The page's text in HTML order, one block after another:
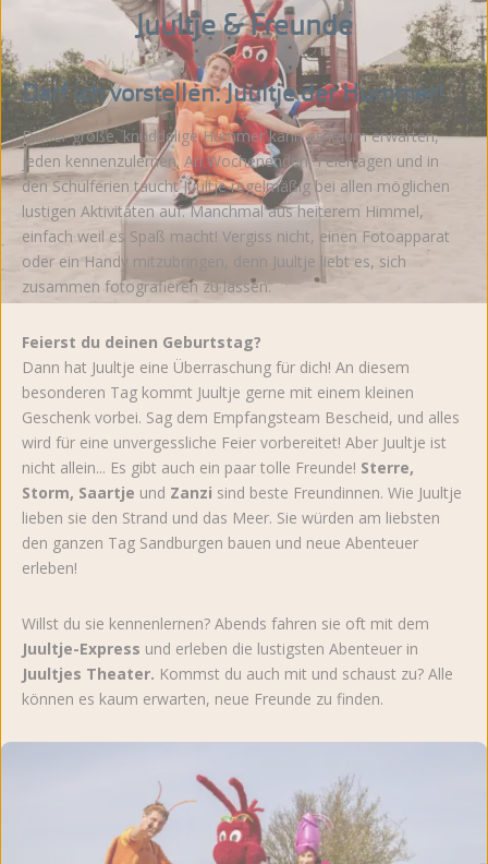
Juultje & Freunde
Darf ich vorstellen: Juultje der Hummer!
Dieser große, knuddelige Hummer kann es kaum erwarten,
jeden kennenzulernen. An Wochenenden, Feiertagen und in
den Schulferien taucht Juultje regelmäßig bei allen möglichen
lustigen Aktivitäten auf. Manchmal aus heiterem Himmel,
einfach weil es Spaß macht! Vergiss nicht, einen Fotoapparat
oder ein Handy mitzubringen, denn Juultje liebt es, sich
zusammen fotografieren zu lassen.
Feierst du deinen Geburtstag?
Dann hat Juultje eine Überraschung für dich! An diesem
besonderen Tag kommt Juultje gerne mit einem kleinen
Geschenk vorbei. Sag dem Empfangsteam Bescheid, und alles
wird für eine unvergessliche Feier vorbereitet! Aber Juultje ist
nicht allein... Es gibt auch ein paar tolle Freunde! Sterre,
Storm, Saartje und Zanzi sind beste Freundinnen. Wie Juultje
lieben sie den Strand und das Meer. Sie würden am liebsten
den ganzen Tag Sandburgen bauen und neue Abenteuer
erleben!
Willst du sie kennenlernen? Abends fahren sie oft mit dem
Juultje-Express und erleben die lustigsten Abenteuer in
Juultjes Theater. Kommst du auch mit und schaust zu? Alle
können es kaum erwarten, neue Freunde zu finden.